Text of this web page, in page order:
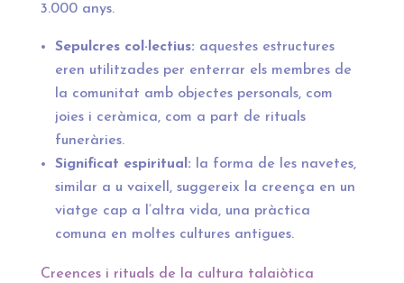
3.000 anys.
Sepulcres col·lectius: aquestes estructures
eren utilitzades per enterrar els membres de
la comunitat amb objectes personals, com
joies i ceràmica, com a part de rituals
funeràries.
Significat espiritual: la forma de les navetes,
similar a u vaixell, suggereix la creença en un
viatge cap a l’altra vida, una pràctica
comuna en moltes cultures antigues.
Creences i rituals de la cultura talaiòtica